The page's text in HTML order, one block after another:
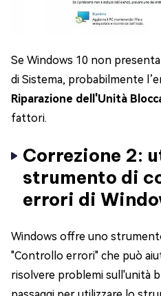
Se Windows 10 non
di Sistema, probabilmente
Riparazione dell'Unità
fattori.
Correzione 2:
strumento di
errori di
Windows offre uno
"Controllo errori" che può
risolvere problemi sull'unità